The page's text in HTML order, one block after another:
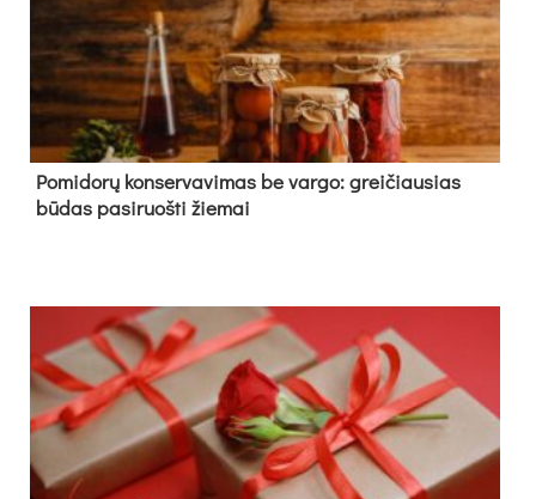
Pomidorų konservavimas be vargo: greičiausias
būdas pasiruošti žiemai